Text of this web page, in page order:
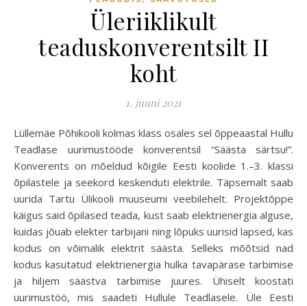
Üleriiklikult
teaduskonverentsilt II
koht
1. juuni 2021
Lüllemäe Põhikooli kolmas klass osales sel õppeaastal Hullu
Teadlase uurimustööde konverentsil “Säästa särtsu!”.
Konverents on mõeldud kõigile Eesti koolide 1.–3. klassi
õpilastele ja seekord keskenduti elektrile. Täpsemalt saab
uurida Tartu Ülikooli muuseumi veebilehelt. Projektõppe
käigus said õpilased teada, kust saab elektrienergia alguse,
kuidas jõuab elekter tarbijani ning lõpuks uurisid lapsed, kas
kodus on võimalik elektrit säästa. Selleks mõõtsid nad
kodus kasutatud elektrienergia hulka tavapärase tarbimise
ja hiljem säästva tarbimise juures. Ühiselt koostati
uurimustöö, mis saadeti Hullule Teadlasele. Üle Eesti